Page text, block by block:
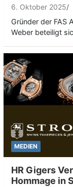
6. Oktober 2025
Gründer der FAS
Weber beteiligt
MEDIEN
HR Gigers
Hommage in